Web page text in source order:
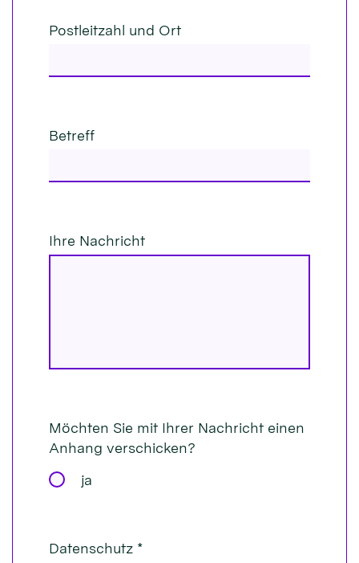
Postleitzahl und Ort
Betreff
Ihre Nachricht
Möchten Sie mit Ihrer Nachricht einen
Anhang verschicken?
ja
Datenschutz *